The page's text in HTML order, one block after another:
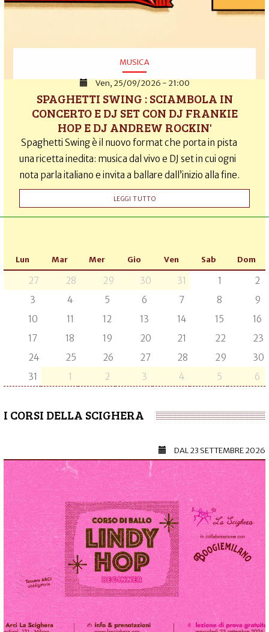
MUSICA
Ven, 25/09/2026 - 21:00
SPAGHETTI SWING : SCIAMBOLA IN
CONCERTO E DJ SET CON DJ FRANKIE
HOP E DJ ANDREW ROCKIN'
Spaghetti Swing è il nuovo format che porta in pista
una ricetta inedita: musica dal vivo e DJ set in cui ogni
nota parla italiano e invita a ballare dall’inizio alla fine.
LEGGI TUTTO
Lun Mar Mer Gio Ven Sab Dom
27 28 29 30 31 1
2
3
4 5 6 7 8
9
10
11 12 13 14 15
16
17
18 19 20 21 22
23
24
25 26 27 28 29
30
31
1 2 3 4 5 6
I CORSI DELLA SCIGHERA
DAL23 SETTEMBRE 2026